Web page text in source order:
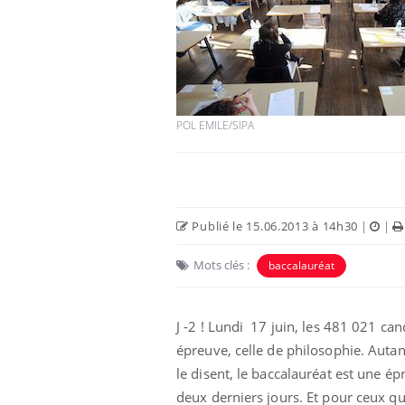
POL EMILE/SIPA
Publié le 15.06.2013 à 14h30 | |
Mots clés : baccalauréat
J -2 ! Lundi 17 juin, les 481 021
épreuve, celle de philosophie.
le disent, le baccalauréat est une
deux derniers jours. Et pour ceux